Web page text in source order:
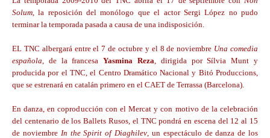
Solum, la reposición del monólogo que el actor Sergi López no pudo
terminar la temporada pasada a causa de una indisposición.
EL TNC albergará entre el 7 de octubre y el 8 de noviembre Una comedia
española, de la francesaYasmina Reza, dirigida por Sílvia Munt y
producida por el TNC, el Centro Dramático Nacional y Bitó Produccions,
que se estrenará en catalán primero en el CAET de Terrassa (Barcelona).
En danza, en coproducción con el Mercat y con motivo de la celebración
del centenario de los Ballets Rusos, el TNC pondrá en escena del 12 al 15
de noviembre In the Spirit of Diaghilev, un espectáculo de danza de los